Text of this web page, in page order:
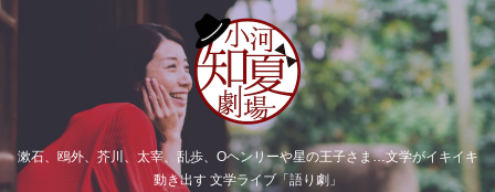
漱石、鴎外、芥川、太宰、乱歩、Oヘンリーや星の王子さま…文学がイキイキ
動き出す 文学ライブ「語り劇」